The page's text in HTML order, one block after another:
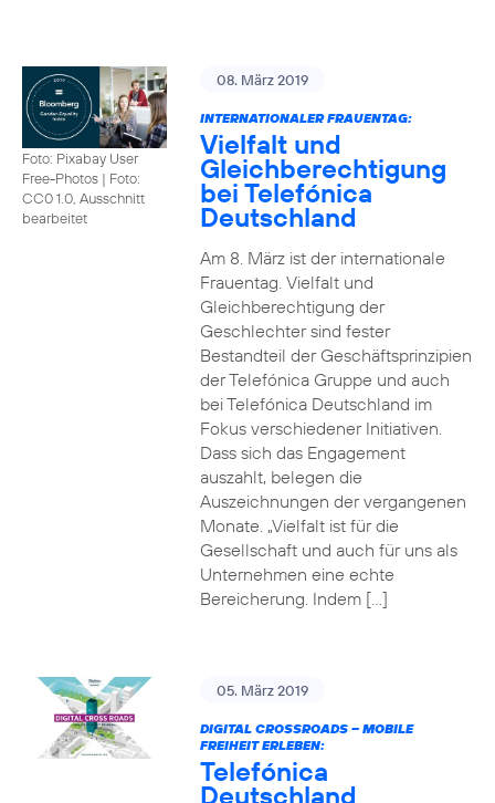
Foto: Pixabay User
Free-Photos | Foto:
CC0 1.0, Ausschnitt
bearbeitet
08. März 2019
INTERNATIONALER FRAUENTAG:
Vielfalt und
Gleichberechtigung
bei Telefónica
Deutschland
Am 8. März ist der internationale
Frauentag. Vielfalt und
Gleichberechtigung der
Geschlechter sind fester
Bestandteil der Geschäftsprinzipien
der Telefónica Gruppe und auch
bei Telefónica Deutschland im
Fokus verschiedener Initiativen.
Dass sich das Engagement
auszahlt, belegen die
Auszeichnungen der vergangenen
Monate. „Vielfalt ist für die
Gesellschaft und auch für uns als
Unternehmen eine echte
Bereicherung. Indem […]
05. März 2019
DIGITAL CROSSROADS – MOBILE
FREIHEIT ERLEBEN:
Telefónica
Deutschland